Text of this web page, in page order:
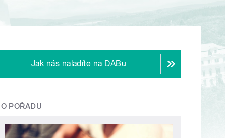
Jak nás naladíte na DABu
O POŘADU